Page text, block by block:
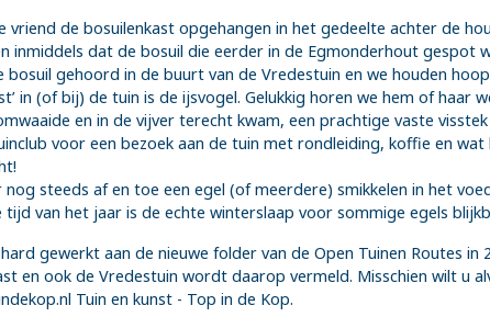
vriend de bosuilenkast opgehangen in het gedeelte achter de
inmiddels dat de bosuil die eerder in de Egmonderhout
gehoord in de buurt van de Vredestuin en we houden
in (of bij) de tuin is de ijsvogel. Gelukkig horen we hem of haar
en in de vijver terecht kwam, een prachtige vaste
voor een bezoek aan de tuin met rondleiding, koffie en
nog steeds af en toe een egel (of meerdere) smikkelen in het
van het jaar is de echte winterslaap voor sommige egels
gewerkt aan de nieuwe folder van de Open Tuinen Routes in
en ook de Vredestuin wordt daarop vermeld. Misschien wilt u
Tuin en kunst - Top in de Kop.